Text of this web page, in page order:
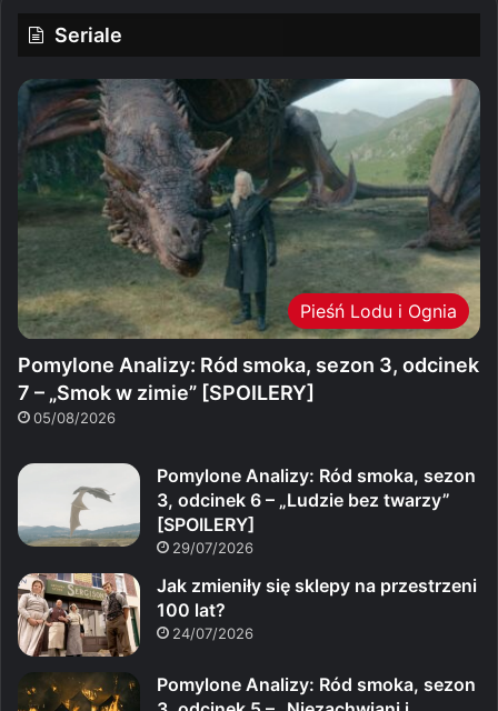
Seriale
Pieśń Lodu i Ognia
Pomylone Analizy: Ród smoka, sezon 3, odcinek
7 – „Smok w zimie” [SPOILERY]
05/08/2026
Pomylone Analizy: Ród smoka, sezon
3, odcinek 6 – „Ludzie bez twarzy”
[SPOILERY]
29/07/2026
Jak zmieniły się sklepy na przestrzeni
100 lat?
24/07/2026
Pomylone Analizy: Ród smoka, sezon